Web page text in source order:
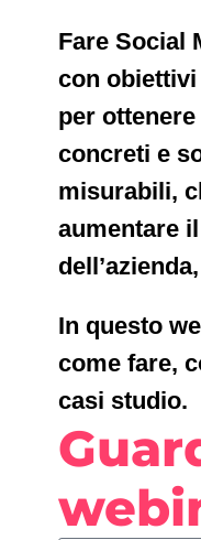
Fare Social
con
per
concreti e
misurabili,
aumentare
In questo
come fare,
casi studio.